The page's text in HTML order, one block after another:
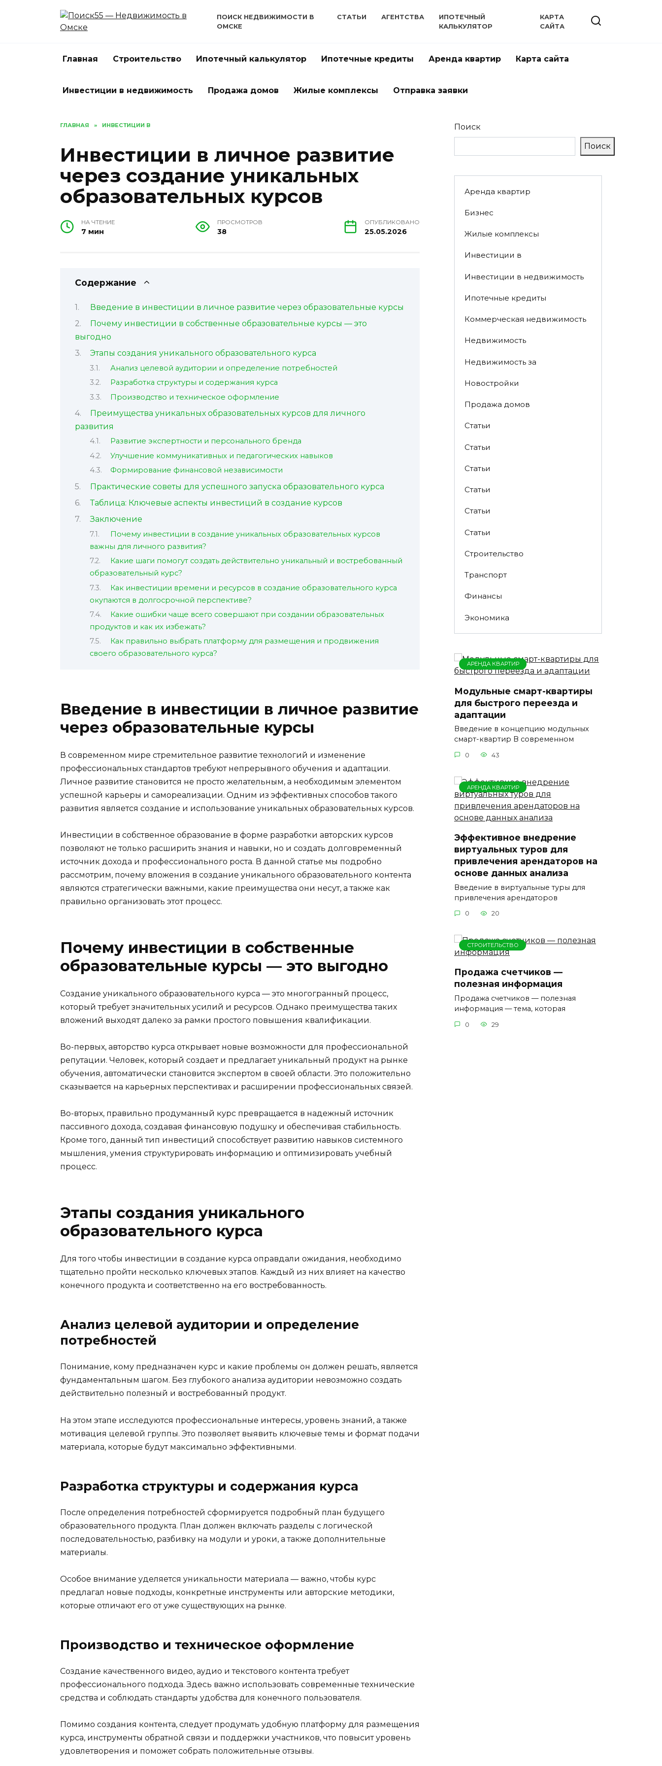
ПОИСК НЕДВИЖИМОСТИ В
ОМСКЕ
СТАТЬИ АГЕНТСТВА
ИПОТЕЧНЫЙ
КАЛЬКУЛЯТОР
КАРТА
САЙТА
Главная Строительство Ипотечный калькулятор Ипотечные кредиты Аренда квартир Карта сайта
Инвестиции в недвижимость Продажа домов Жилые комплексы Отправка заявки
ГЛАВНАЯ » ИНВЕСТИЦИИ В
Инвестиции в личное развитие
через создание уникальных
образовательных курсов
НА ЧТЕНИЕ
7 мин
ПРОСМОТРОВ
38
ОПУБЛИКОВАНО
25.05.2026
Содержание
Введение в инвестиции в личное развитие через образовательные курсы
Почему инвестиции в собственные образовательные курсы — это
выгодно
Этапы создания уникального образовательного курса
Анализ целевой аудитории и определение потребностей
Разработка структуры и содержания курса
Производство и техническое оформление
Преимущества уникальных образовательных курсов для личного
развития
Развитие экспертности и персонального бренда
Улучшение коммуникативных и педагогических навыков
Формирование финансовой независимости
Практические советы для успешного запуска образовательного курса
Таблица: Ключевые аспекты инвестиций в создание курсов
Заключение
Почему инвестиции в создание уникальных образовательных курсов
важны для личного развития?
Какие шаги помогут создать действительно уникальный и востребованный
образовательный курс?
Как инвестиции времени и ресурсов в создание образовательного курса
окупаются в долгосрочной перспективе?
Какие ошибки чаще всего совершают при создании образовательных
продуктов и как их избежать?
Как правильно выбрать платформу для размещения и продвижения
своего образовательного курса?
Введение в инвестиции в личное развитие
через образовательные курсы
В современном мире стремительное развитие технологий и изменение
профессиональных стандартов требуют непрерывного обучения и адаптации.
Личное развитие становится не просто желательным, а необходимым элементом
успешной карьеры и самореализации. Одним из эффективных способов такого
развития является создание и использование уникальных образовательных курсов.
Инвестиции в собственное образование в форме разработки авторских курсов
позволяют не только расширить знания и навыки, но и создать долговременный
источник дохода и профессионального роста. В данной статье мы подробно
рассмотрим, почему вложения в создание уникального образовательного контента
являются стратегически важными, какие преимущества они несут, а также как
правильно организовать этот процесс.
Почему инвестиции в собственные
образовательные курсы — это выгодно
Создание уникального образовательного курса — это многогранный процесс,
который требует значительных усилий и ресурсов. Однако преимущества таких
вложений выходят далеко за рамки простого повышения квалификации.
Во-первых, авторство курса открывает новые возможности для профессиональной
репутации. Человек, который создает и предлагает уникальный продукт на рынке
обучения, автоматически становится экспертом в своей области. Это положительно
сказывается на карьерных перспективах и расширении профессиональных связей.
Во-вторых, правильно продуманный курс превращается в надежный источник
пассивного дохода, создавая финансовую подушку и обеспечивая стабильность.
Кроме того, данный тип инвестиций способствует развитию навыков системного
мышления, умения структурировать информацию и оптимизировать учебный
процесс.
Этапы создания уникального
образовательного курса
Для того чтобы инвестиции в создание курса оправдали ожидания, необходимо
тщательно пройти несколько ключевых этапов. Каждый из них влияет на качество
конечного продукта и соответственно на его востребованность.
Анализ целевой аудитории и определение
потребностей
Понимание, кому предназначен курс и какие проблемы он должен решать, является
фундаментальным шагом. Без глубокого анализа аудитории невозможно создать
действительно полезный и востребованный продукт.
На этом этапе исследуются профессиональные интересы, уровень знаний, а также
мотивация целевой группы. Это позволяет выявить ключевые темы и формат подачи
материала, которые будут максимально эффективными.
Разработка структуры и содержания курса
После определения потребностей сформируется подробный план будущего
образовательного продукта. План должен включать разделы с логической
последовательностью, разбивку на модули и уроки, а также дополнительные
материалы.
Особое внимание уделяется уникальности материала — важно, чтобы курс
предлагал новые подходы, конкретные инструменты или авторские методики,
которые отличают его от уже существующих на рынке.
Производство и техническое оформление
Создание качественного видео, аудио и текстового контента требует
профессионального подхода. Здесь важно использовать современные технические
средства и соблюдать стандарты удобства для конечного пользователя.
Помимо создания контента, следует продумать удобную платформу для размещения
курса, инструменты обратной связи и поддержки участников, что повысит уровень
удовлетворения и поможет собрать положительные отзывы.
Поиск
Поиск
Аренда квартир
Бизнес
Жилые комплексы
Инвестиции в
Инвестиции в недвижимость
Ипотечные кредиты
Коммерческая недвижимость
Недвижимость
Недвижимость за
Новостройки
Продажа домов
Статьи
Статьи
Статьи
Статьи
Статьи
Статьи
Строительство
Транспорт
Финансы
Экономика
АРЕНДА КВАРТИР
Модульные смарт-квартиры
для быстрого переезда и
адаптации
Введение в концепцию модульных
смарт-квартир В современном
0 43
АРЕНДА КВАРТИР
Эффективное внедрение
виртуальных туров для
привлечения арендаторов на
основе данных анализа
Введение в виртуальные туры для
привлечения арендаторов
0 20
СТРОИТЕЛЬСТВО
Продажа счетчиков —
полезная информация
Продажа счетчиков — полезная
информация — тема, которая
0 29